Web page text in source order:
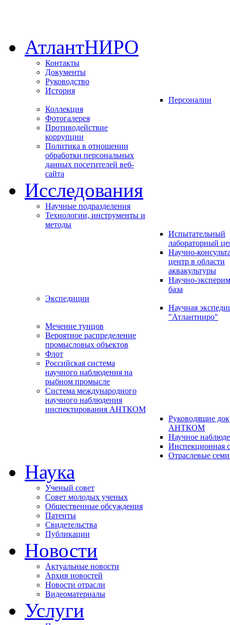
АтлантНИРО
Контакты
Документы
Руководство
История
Персоналии
Коллекция
Фотогалерея
Противодействие
коррупции
Политика в отношении
обработки персональных
данных посетителей веб-
сайта
Исследования
Научные подразделения
Технологии, инструменты и
методы
Испытательный
лабораторный
Научно-
центр в области
аквакультуры
Научно-
база
Экспедиции
Научная
"Атлантниро"
Мечение тунцов
Вероятное распределение
промысловых объектов
Флот
Российская система
научного наблюдения на
рыбном промысле
Система международного
научного наблюдения
инспектирования АНТКОМ
Руководящие
АНТКОМ
Научное
Инспекционная
Отраслевые
Наука
Ученый совет
Совет молодых ученых
Общественные обсуждения
Патенты
Свидетельства
Публикации
Новости
Актуальные новости
Архив новостей
Новости отрасли
Видеоматериалы
Услуги